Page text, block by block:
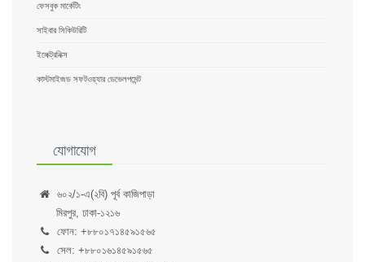
ফেসবুক মার্কেটিং
সাইবার সিকিউরিটি
ইলেক্ট্রনিক্স
কাস্টমাইজড সফটওয়্যার ডেভেলপমেন্ট
যোগাযোগ
৬০২/১-এ(২বি) পূর্ব কাজিপাড়া
মিরপুর, ঢাকা-১২১৬
ফোন: +৮৮০১৭১৪৫৯১৫৬৫
সেল: +৮৮০১৬১৪৫৯১৫৬৫